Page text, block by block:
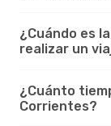
¿Cuándo es
realizar un
¿Cuánto
Corrientes?